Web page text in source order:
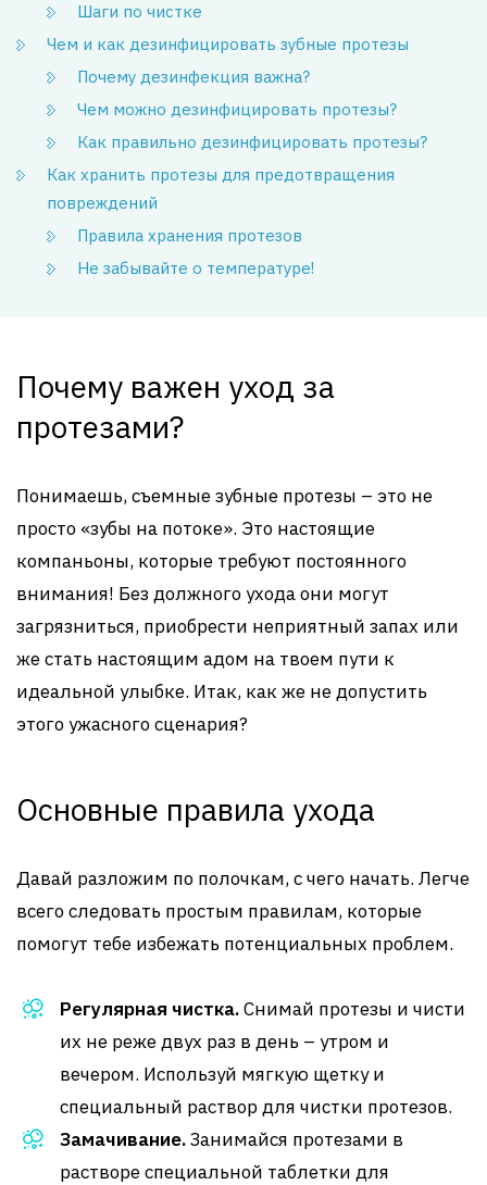
Шаги по чистке
Чем и как дезинфицировать зубные протезы
Почему дезинфекция важна?
Чем можно дезинфицировать протезы?
Как правильно дезинфицировать протезы?
Как хранить протезы для предотвращения
повреждений
Правила хранения протезов
Не забывайте о температуре!
Почему важен уход за
протезами?
Понимаешь, съемные зубные протезы – это не
просто «зубы на потоке». Это настоящие
компаньоны, которые требуют постоянного
внимания! Без должного ухода они могут
загрязниться, приобрести неприятный запах или
же стать настоящим адом на твоем пути к
идеальной улыбке. Итак, как же не допустить
этого ужасного сценария?
Основные правила ухода
Давай разложим по полочкам, с чего начать. Легче
всего следовать простым правилам, которые
помогут тебе избежать потенциальных проблем.
Регулярная чистка.Снимай протезы и чисти
их не реже двух раз в день – утром и
вечером. Используй мягкую щетку и
специальный раствор для чистки протезов.
Замачивание.Занимайся протезами в
растворе специальной таблетки для